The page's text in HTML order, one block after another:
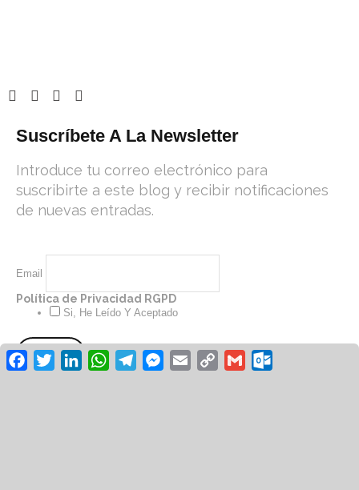
Suscríbete A La Newsletter
Introduce tu correo electrónico para
suscribirte a este blog y recibir notificaciones
de nuevas entradas.
Email
Política de Privacidad RGPD
Si, He Leído Y Aceptado
Facebook
TwitterLinkedInWhatsApp
Telegram
Messenger
EmailCopy
Link
Gmail